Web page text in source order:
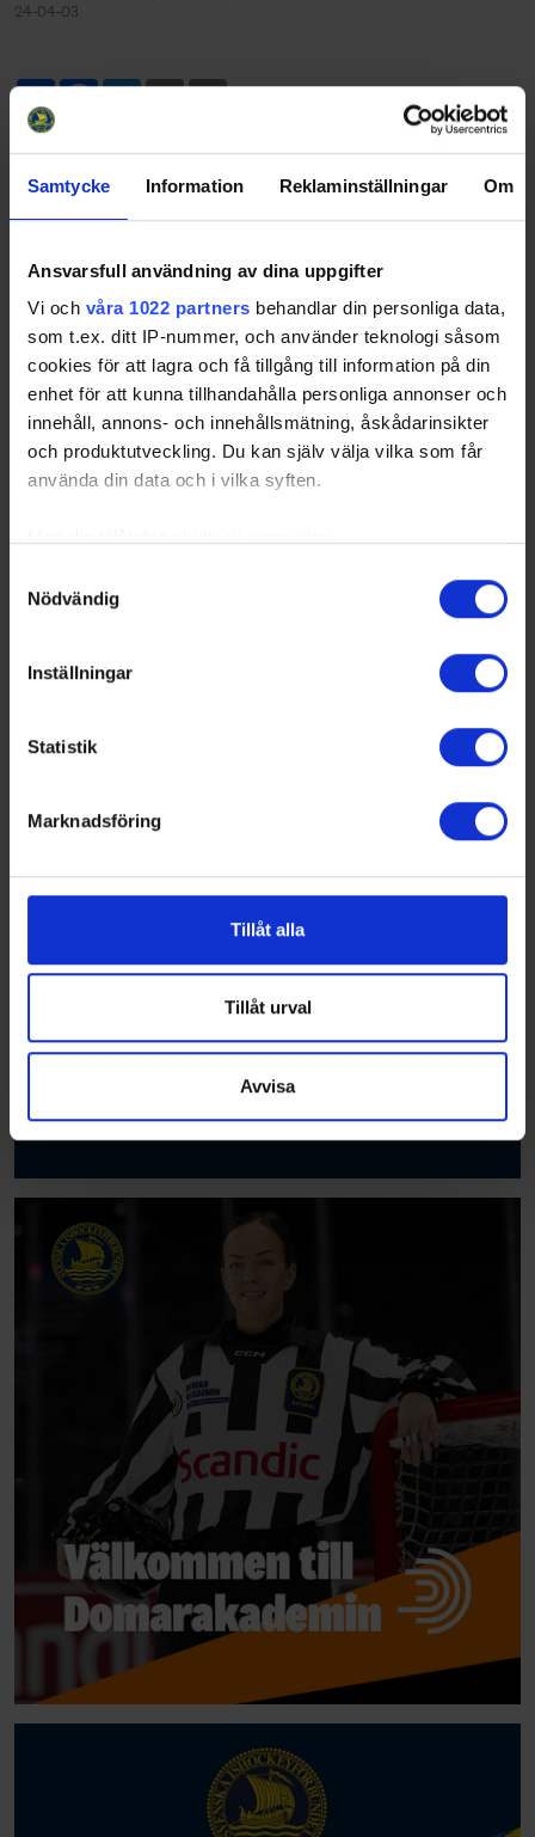
Samtycke Information Reklaminställningar Om
Ansvarsfull användning av dina uppgifter
Vi och våra 1022 partners behandlar din personliga data,
som t.ex. ditt IP-nummer, och använder teknologi såsom
cookies för att lagra och få tillgång till information på din
enhet för att kunna tillhandahålla personliga annonser och
innehåll, annons- och innehållsmätning, åskådarinsikter
och produktutveckling. Du kan själv välja vilka som får
använda din data och i vilka syften.
som kan ha en noggrannhet på upp till flera meter
Ta reda på mer om hur dina personliga uppgifter
Du kan ändra eller dra tillbaka ditt samtycke när som
Vi använder enhetsidentifierare för att anpassa innehållet
för sociala medier och analysera vår trafik. Vi
vidarebefordrar även sådana identifierare och annan
annons- och analysföretag som vi samarbetar med.
Dessa kan i sin tur kombinera informationen med annan
information som du har tillhandahållit eller som de har
samlat in när du har använt deras tjänster.
Nödvändig
Inställningar
Statistik
Marknadsföring
Tillåt alla
Tillåt urval
Avvisa
24-04-03
ShareFacebook
TwitterEmailPrint